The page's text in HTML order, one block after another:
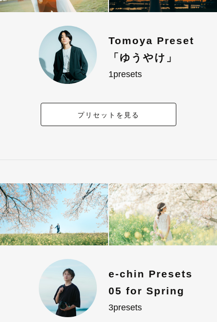
Tomoya Preset
「ゆうやけ」
1presets
プリセットを見る
e-chin Presets
05 for Spring
3presets